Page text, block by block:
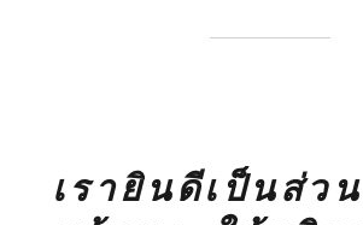
เรายินดีเป็นส่ว